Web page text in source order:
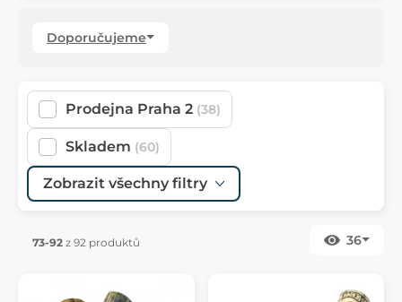
Doporučujeme
Prodejna Praha 2 (38)
Skladem (60)
Zobrazit všechny filtry
73-92 z 92 produktů 36